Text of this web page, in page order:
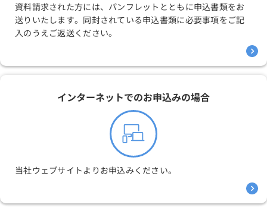
資料請求された方には、パンフレットとともに申込書類をお
送りいたします。同封されている申込書類に必要事項をご記
入のうえご返送ください。
インターネットでのお申込みの場合
当社ウェブサイトよりお申込みください。